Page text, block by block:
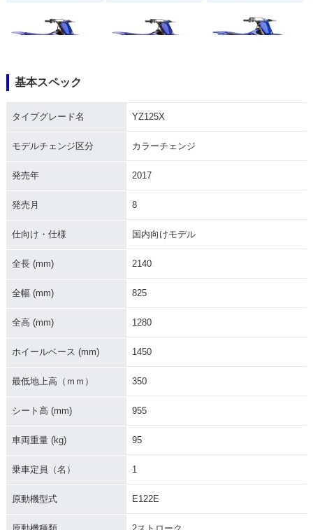
基本スペック
タイプグレード名 YZ125X
モデルチェンジ区分 カラーチェンジ
発売年 2017
発売月 8
仕向け・仕様 国内向けモデル
全長 (mm) 2140
全幅 (mm) 825
全高 (mm) 1280
ホイールベース (mm) 1450
最低地上高（ｍｍ） 350
シート高 (mm) 955
車両重量 (kg) 95
乗車定員（名） 1
原動機型式 E122E